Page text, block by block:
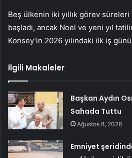
Beş ülkenin iki yıllık görev süreleri
başladı, ancak Noel ve yeni yıl
Konsey’in 2026 yılındaki ilk iş
İlgili Makaleler
Başkan Aydın
Sahada Tuttu
Ağustos 8, 2026
Emniyet